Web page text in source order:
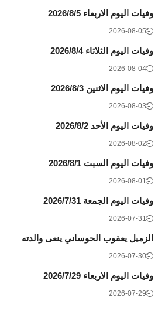
وفيات اليوم الاربعاء 2026/8/5
2026-08-05
وفيات اليوم الثلاثاء 2026/8/4
2026-08-04
وفيات اليوم الاثنين 2026/8/3
2026-08-03
وفيات اليوم الأحد 2026/8/2
2026-08-02
وفيات اليوم السبت 2026/8/1
2026-08-01
وفيات اليوم الجمعة 2026/7/31
2026-07-31
الزميل يعقوب الحوساني ينعى والدته
2026-07-30
وفيات اليوم الاربعاء 2026/7/29
2026-07-29